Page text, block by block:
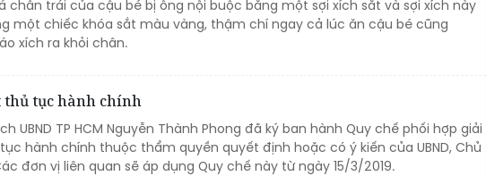
chân trái của cậu bé bị ông nội buộc bằng một sợi xích sắt và sợi xích này
một chiếc khóa sắt màu vàng, thậm chí ngay cả lúc ăn cậu bé cũng
xích ra khỏi chân.
thủ tục hành chính
UBND TP HCM Nguyễn Thành Phong đã ký ban hành Quy chế phối hợp giải
hành chính thuộc thẩm quyền quyết định hoặc có ý kiến của UBND, Chủ
đơn vị liên quan sẽ áp dụng Quy chế này từ ngày 15/3/2019.